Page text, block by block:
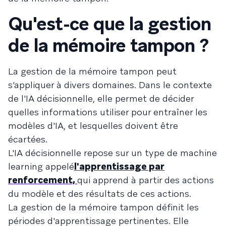
Qu'est-ce que la gestion
de la mémoire tampon ?
La gestion de la mémoire tampon peut
s’appliquer à divers domaines. Dans le contexte
de l'IA décisionnelle, elle permet de décider
quelles informations utiliser pour entraîner les
modèles d'IA, et lesquelles doivent être
écartées.
L'IA décisionnelle repose sur un type de machine
learning appelél'apprentissage par
renforcement,qui apprend à partir des actions
du modèle et des résultats de ces actions.
La gestion de la mémoire tampon définit les
périodes d'apprentissage pertinentes. Elle